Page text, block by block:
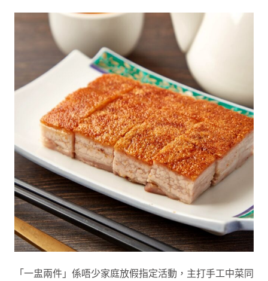
「一盅兩件」係唔少家庭放假指定活動，主打手工中菜同